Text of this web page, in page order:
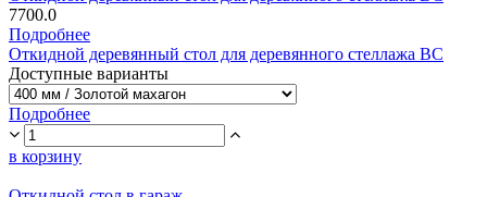
7700.0
Подробнее
Откидной деревянный стол для деревянного стеллажа ВС
Доступные варианты
Подробнее
в корзину